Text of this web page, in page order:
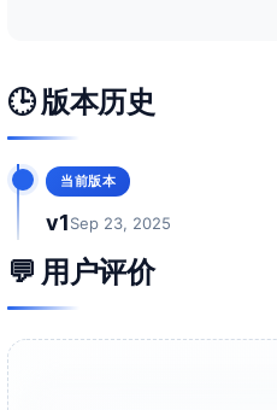
高频差评：漏水、密
对我方的启示/可对冲点
周期漏水风险；以
ThermoSmart
产品与功能
🕒 版本历史
当前版本
v1Sep 23, 2025
💬 用户评价